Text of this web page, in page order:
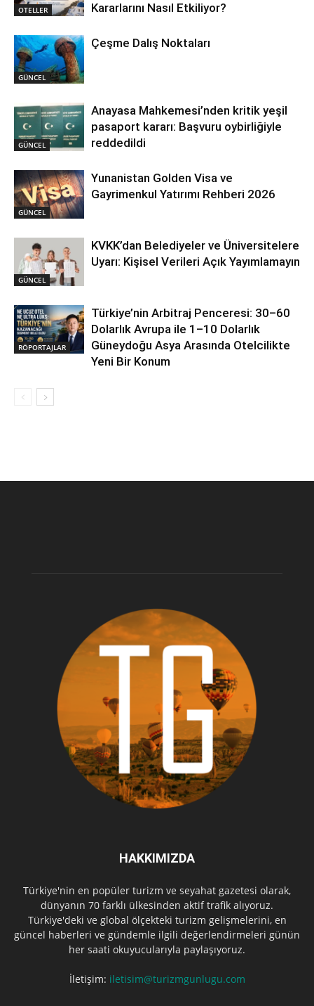
OTELLER
Kararlarını Nasıl Etkiliyor?
GÜNCEL
Çeşme Dalış Noktaları
GÜNCEL
Anayasa Mahkemesi’nden kritik yeşil
pasaport kararı: Başvuru oybirliğiyle
reddedildi
GÜNCEL
Yunanistan Golden Visa ve
Gayrimenkul Yatırımı Rehberi 2026
GÜNCEL
KVKK’dan Belediyeler ve Üniversitelere
Uyarı: Kişisel Verileri Açık Yayımlamayın
RÖPORTAJLAR
Türkiye’nin Arbitraj Penceresi: 30–60
Dolarlık Avrupa ile 1–10 Dolarlık
Güneydoğu Asya Arasında Otelcilikte
Yeni Bir Konum
HAKKIMIZDA
Türkiye'nin en popüler turizm ve seyahat gazetesi olarak,
dünyanın 70 farklı ülkesinden aktif trafik alıyoruz.
Türkiye'deki ve global ölçekteki turizm gelişmelerini, en
güncel haberleri ve gündemle ilgili değerlendirmeleri günün
her saati okuyucularıyla paylaşıyoruz.
İletişim: iletisim@turizmgunlugu.com